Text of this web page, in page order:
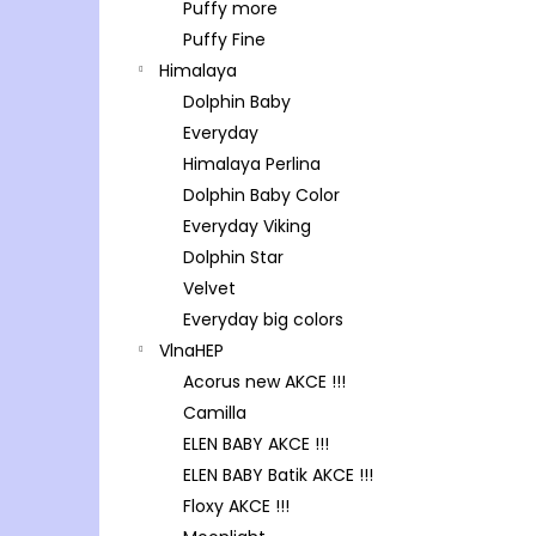
Puffy more
Puffy Fine
Himalaya
Dolphin Baby
Everyday
Himalaya Perlina
Dolphin Baby Color
Everyday Viking
Dolphin Star
Velvet
Everyday big colors
VlnaHEP
Acorus new AKCE !!!
Camilla
ELEN BABY AKCE !!!
ELEN BABY Batik AKCE !!!
Floxy AKCE !!!